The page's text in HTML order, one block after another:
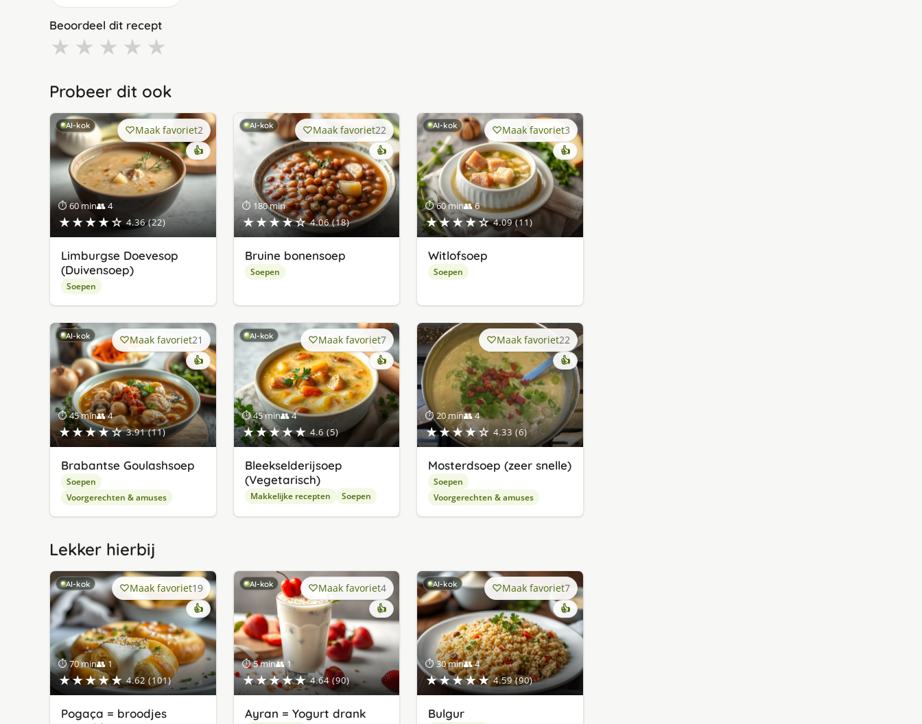
Beoordeel dit recept
★ ★ ★ ★ ★
Probeer dit ook
AI-kok
⏱ 60 min👥 4
★★★★☆ 4.36 (22)
Maak favoriet2
👍
Limburgse Doevesop
(Duivensoep)
Soepen
AI-kok
⏱ 180 min
★★★★☆ 4.06 (18)
Maak favoriet22
👍
Bruine bonensoep
Soepen
AI-kok
⏱ 60 min👥 6
★★★★☆ 4.09 (11)
Maak favoriet3
👍
Witlofsoep
Soepen
AI-kok
⏱ 45 min👥 4
★★★★☆ 3.91 (11)
Maak favoriet21
👍
Brabantse Goulashsoep
Soepen
Voorgerechten & amuses
AI-kok
⏱ 45 min👥 4
★★★★★ 4.6 (5)
Maak favoriet7
👍
Bleekselderijsoep
(Vegetarisch)
Makkelijke recepten Soepen
⏱ 20 min👥 4
★★★★☆ 4.33 (6)
Maak favoriet22
👍
Mosterdsoep (zeer snelle)
Soepen
Voorgerechten & amuses
Lekker hierbij
AI-kok
⏱ 70 min👥 1
★★★★★ 4.62 (101)
Maak favoriet19
👍
Pogaça = broodjes
AI-kok
⏱ 5 min👥 1
★★★★★ 4.64 (90)
Maak favoriet4
👍
Ayran = Yogurt drank
AI-kok
⏱ 30 min👥 4
★★★★★ 4.59 (90)
Maak favoriet7
👍
Bulgur